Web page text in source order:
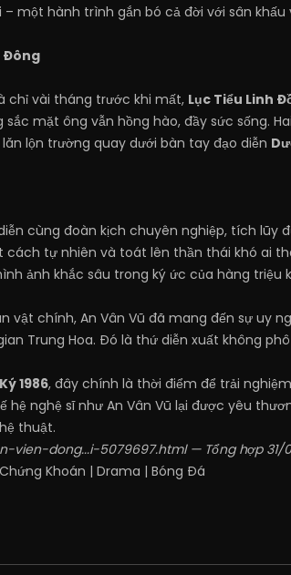
một hành trình gắn bó cả đời với sân khấu
Đông
chỉ vài tháng trước khi mất, Lục Tiểu Linh
mặt ông vẫn hồng hào, đầy sức sống.
lộn trường quay dưới bàn tay đạo diễn
cùng đoàn kịch chuyên nghiệp, tích lũy
cách tự nhiên và toát lên thần thái khó ai
ảnh khắc sâu trong ký ức của hàng triệu
vật chính, An Vân Vũ đã mang đến sự uy
Trung Hoa. Đó là thứ diễn xuất không
1986, đây chính là thời điểm để trải
hệ nghệ sĩ như An Vân Vũ lại được yêu
thuật.
vien-dong...i-5079697.html— Tổng hợp 31/
Chứng Khoán | Drama | Bóng Đá